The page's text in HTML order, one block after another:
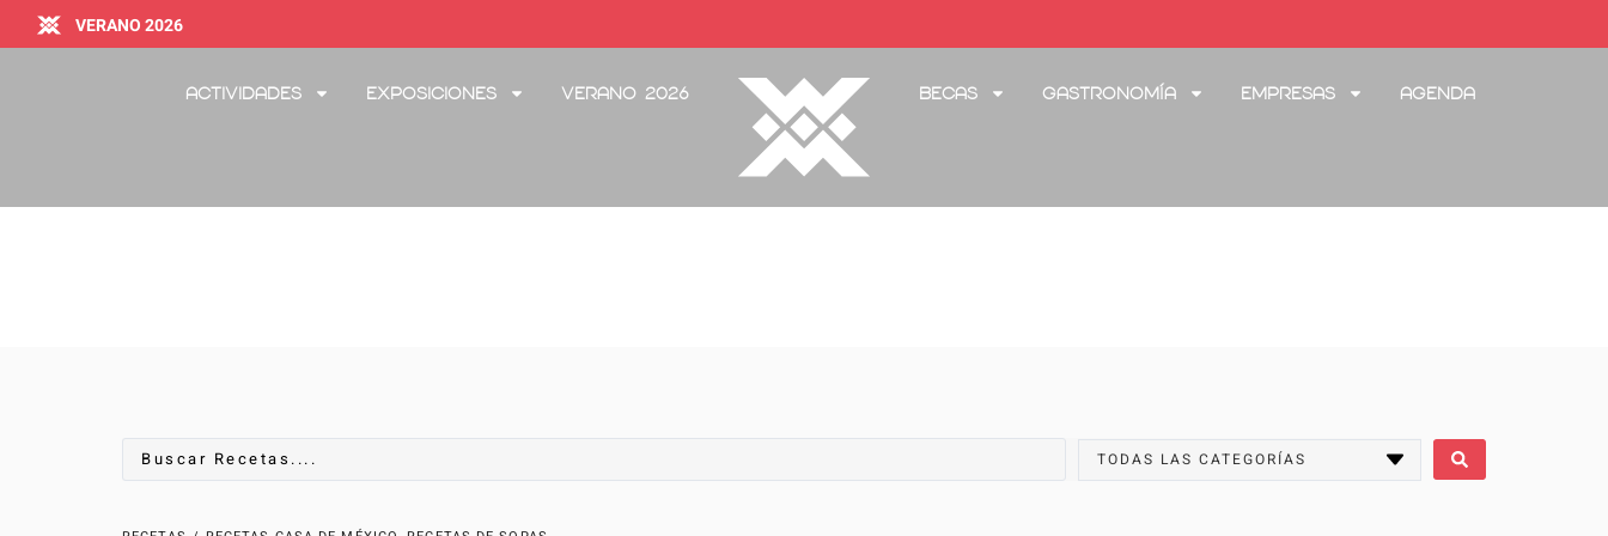
VERANO 2026
Actividades Exposiciones Verano 2026 Becas Gastronomía Empresas Agenda